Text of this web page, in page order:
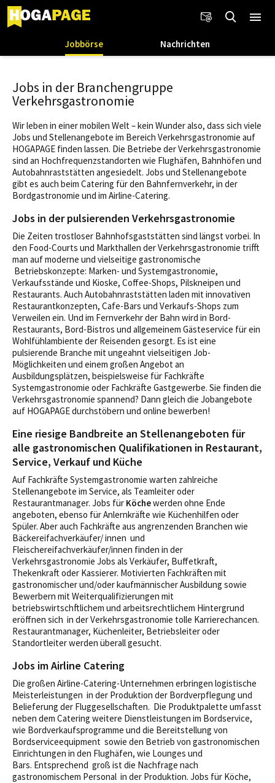
Jobbörse Nachrichten
Jobs in der Branchengruppe
Verkehrsgastronomie
Wir leben in einer mobilen Welt – kein Wunder also, dass sich viele
Jobs und Stellenangebote im Bereich Verkehrsgastronomie auf
HOGAPAGE finden lassen. Die Betriebe der Verkehrsgastronomie
sind an Hochfrequenzstandorten wie Flughäfen, Bahnhöfen und
Autobahnraststätten angesiedelt. Jobs und Stellenangebote
gibt es auch beim Catering für den Bahnfernverkehr, in der
Bordgastronomie und im Airline-Catering.
Jobs in der pulsierenden Verkehrsgastronomie
Die Zeiten trostloser Bahnhofsgaststätten sind längst vorbei. In
den Food-Courts und Markthallen der Verkehrsgastronomie trifft
man auf moderne und vielseitige gastronomische
Betriebskonzepte: Marken- und Systemgastronomie,
Verkaufsstände und Kioske, Coffee-Shops, Pilskneipen und
Restaurants. Auch Autobahnraststätten laden mit innovativen
Restaurantkonzepten, Cafe-Bars und Verkaufs-Shops zum
Verweilen ein. Und im Fernverkehr der Bahn wird in Bord-
Restaurants, Bord-Bistros und allgemeinem Gästeservice für ein
Wohlfühlambiente der Reisenden gesorgt. Es ist eine
pulsierende Branche mit ungeahnt vielseitigen Job-
Möglichkeiten und einem großen Angebot an
Ausbildungsplätzen, beispielsweise für Fachkräfte
Systemgastronomie oder Fachkräfte Gastgewerbe. Sie finden die
Verkehrsgastronomie spannend? Dann gleich die Jobangebote
auf HOGAPAGE durchstöbern und online bewerben!
Eine riesige Bandbreite an Stellenangeboten für
alle gastronomischen Qualifikationen in Restaurant,
Service, Verkauf und Küche
Auf Fachkräfte Systemgastronomie warten zahlreiche
Stellenangebote im Service, als Teamleiter oder
Restaurantmanager. Jobs für Köchewerden ohne Ende
angeboten, ebenso für Anlernkräfte wie Küchenhilfen oder
Spüler. Aber auch Fachkräfte aus angrenzenden Branchen wie
Bäckereifachverkäufer/ innen und
Fleischereifachverkäufer/innen finden in der
Verkehrsgastronomie Jobs als Verkäufer, Buffetkraft,
Thekenkraft oder Kassierer. Motivierten Fachkräften mit
gastronomischer und/oder kaufmännischer Ausbildung sowie
Bewerbern mit Weiterqualifizierungen mit
betriebswirtschftlichem und arbeitsrechtlichem Hintergrund
eröffnen sich in der Verkehrsgastronomie tolle Karrierechancen.
Restaurantmanager, Küchenleiter, Betriebsleiter oder
Standortleiter werden überall gesucht.
Jobs im Airline Catering
Die großen Airline-Catering-Unternehmen erbringen logistische
Meisterleistungen in der Produktion der Bordverpflegung und
Belieferung der Fluggesellschaften. Die Produktpalette umfasst
neben dem Catering weitere Dienstleistungen im Bordservice,
wie Bordverkaufsprogramme und die Bereitstellung von
Bordserviceequipment sowie den Betrieb von gastronomischen
Einrichtungen in den Flughäfen, wie Lounges und
Bars. Entsprechend groß ist die Nachfrage nach
gastronomischem Personal in der Produktion. Jobs für Köche,